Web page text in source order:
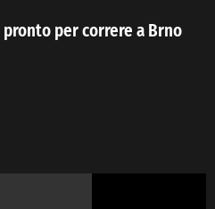
pronto per correre a Brno